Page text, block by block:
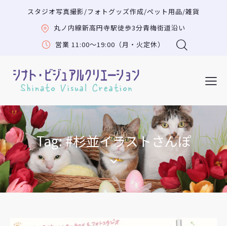
スタジオ写真撮影/フォトグッズ作成/ペット用品/雑貨
丸ノ内線新高円寺駅徒歩3分青梅街道沿い
営業 11:00〜19:00（月・火定休）
Tag: #杉並イラストさんぽ